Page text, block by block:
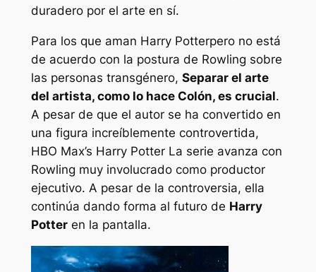
duradero por el arte en sí.
Para los que aman Harry Potterpero no está
de acuerdo con la postura de Rowling sobre
las personas transgénero, Separar el arte
del artista, como lo hace Colón, es crucial.
A pesar de que el autor se ha convertido en
una figura increíblemente controvertida,
HBO Max’s Harry Potter La serie avanza con
Rowling muy involucrado como productor
ejecutivo. A pesar de la controversia, ella
continúa dando forma al futuro de Harry
Potteren la pantalla.